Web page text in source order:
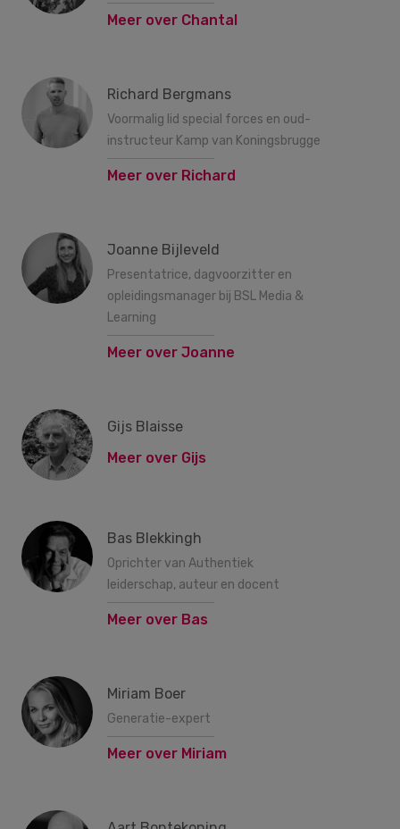
Meer over Chantal
Richard Bergmans
Voormalig lid special forces en oud-
instructeur Kamp van Koningsbrugge
Meer over Richard
Joanne Bijleveld
Presentatrice, dagvoorzitter en
opleidingsmanager bij BSL Media &
Learning
Meer over Joanne
Gijs Blaisse
Meer over Gijs
Bas Blekkingh
Oprichter van Authentiek
leiderschap, auteur en docent
Meer over Bas
Miriam Boer
Generatie-expert
Meer over Miriam